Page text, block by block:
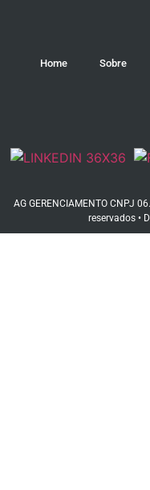
Home Sobre
AG GERENCIAMENTO CNPJ
reservados •